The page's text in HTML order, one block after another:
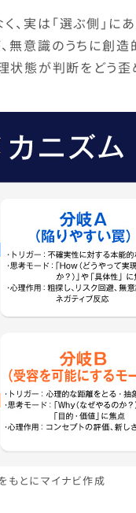
実は「選ぶ側」に
意識のうちに創造
状態が判断をどう
もとにマイナビ作成